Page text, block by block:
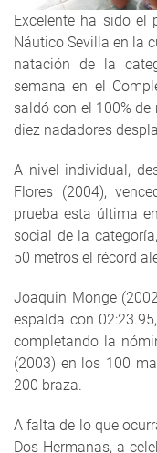
Excelente ha sido el
Náutico Sevilla en la
natación de la
semana en el
saldó con el 100%
diez nadadores
A nivel individual,
Flores (2004),
prueba esta última
social de la
50 metros el récord
Joaquin Monge
espalda con
completando la
(2003) en los 100
200 braza.
A falta de lo que
Dos Hermanas, a